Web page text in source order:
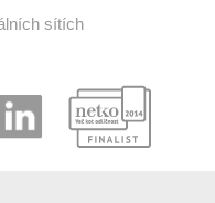
sítích